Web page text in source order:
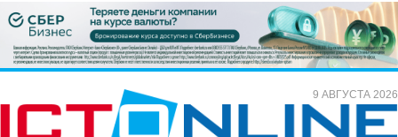
9 АВГУСТА 2026